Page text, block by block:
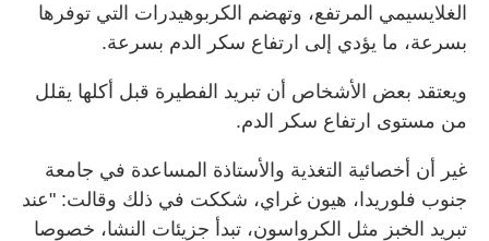
الغلايسيمي المرتفع، وتهضم الكربوهيدرات التي توفرها
بسرعة، ما يؤدي إلى ارتفاع سكر الدم بسرعة.
ويعتقد بعض الأشخاص أن تبريد الفطيرة قبل أكلها يقلل
من مستوى ارتفاع سكر الدم.
غير أن أخصائية التغذية والأستاذة المساعدة في جامعة
جنوب فلوريدا، هيون غراي، شككت في ذلك وقالت: "عند
تبريد الخبز مثل الكرواسون، تبدأ جزيئات النشا، خصوصا